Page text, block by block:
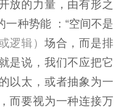
放的力量，由有形之
一种势能 ：“空间不是
逻辑） 场合，而是排
是说，我们不应把它
以太，或者抽象为一
而要视为一种连接万